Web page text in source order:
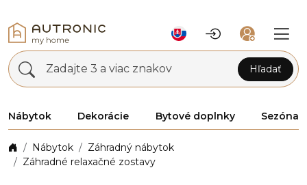
Zadajte 3 a viac znakov Hľadať
Nábytok Dekorácie Bytové doplnky Sezóna
Nábytok
Záhradný nábytok
Záhradné relaxačné zostavy